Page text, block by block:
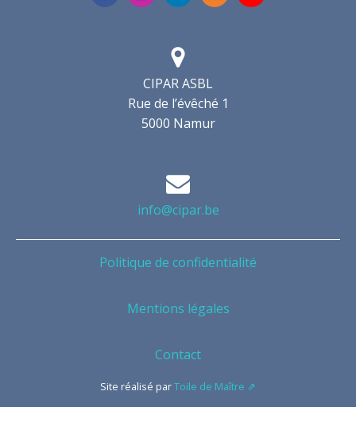
CIPAR ASBL
Rue de l’évêché 1
5000 Namur
info@cipar.be
Politique de confidentialité
Mentions légales
Contact
Site réalisé parToile de Maître ⇗